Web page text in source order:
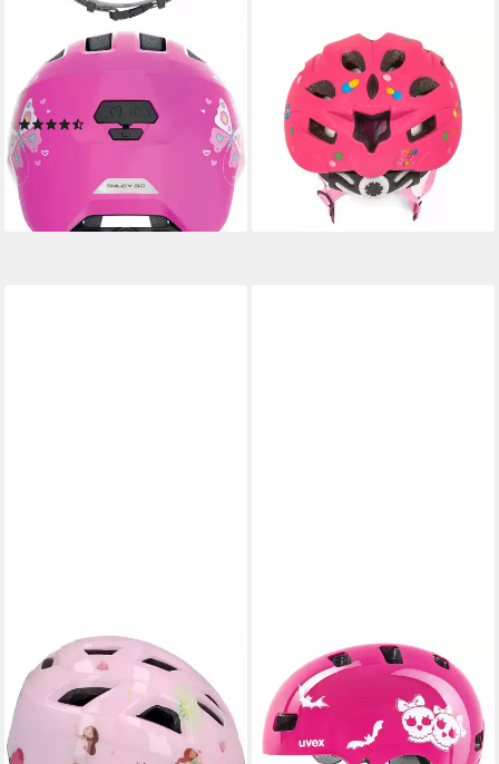
ABUS
Kinderfahrradhelm SMILEY
3.0
(12)
ab 37,99 €
lieferbar - in 3-4 Werktagen bei dir
+11
SEVEN POLSKA
Kinderfahrradhelm Disney
"Happy Minnie", PINK, M: 52-
56cm, In-Mold-Tec, ab ca. 6
Jahre
29,95 €
lieferbar - in 3-4 Werktagen bei dir